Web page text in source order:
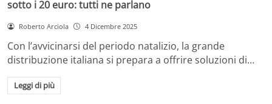
sotto i 20 euro: tutti ne parlano
Roberto Arciola 4 Dicembre 2025
Con l’avvicinarsi del periodo natalizio, la grande
distribuzione italiana si prepara a offrire soluzioni di…
Leggi di più